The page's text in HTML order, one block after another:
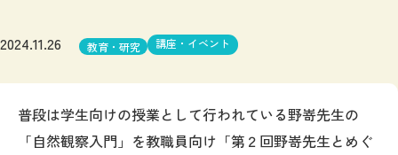
2024.11.26 教育・研究 講座・イベント
普段は学生向けの授業として行われている野嵜先生の
「自然観察入門」を教職員向け「第２回野嵜先生とめぐ